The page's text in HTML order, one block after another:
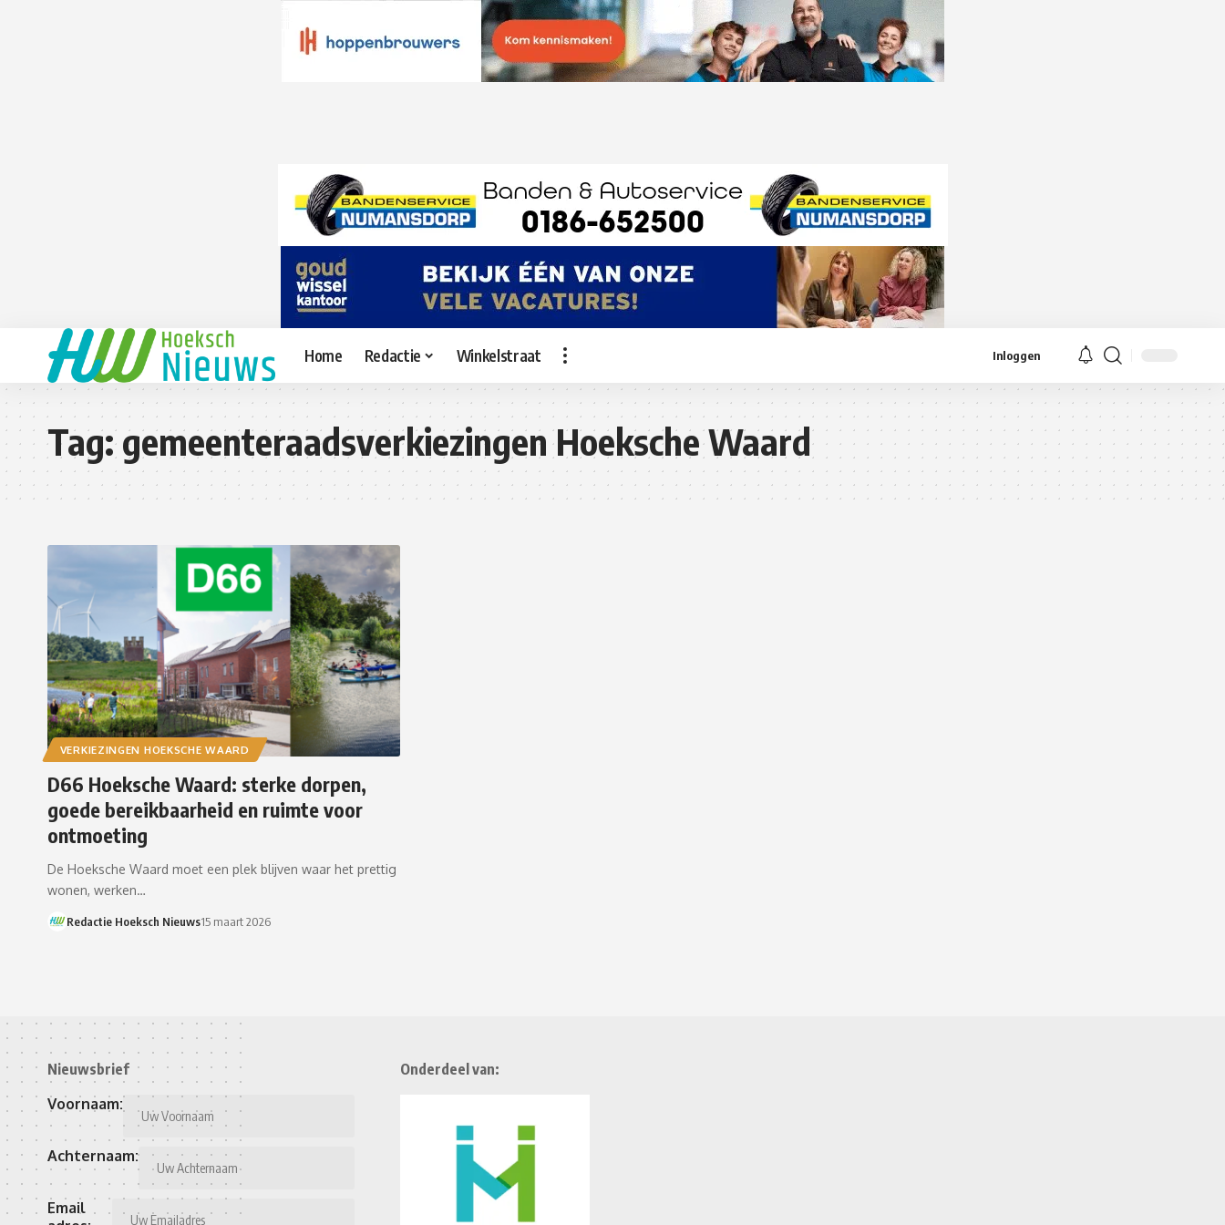
Home Redactie Winkelstraat Inloggen
Tag:gemeenteraadsverkiezingen Hoeksche Waard
VERKIEZINGEN HOEKSCHE WAARD
D66 Hoeksche Waard: sterke dorpen,
goede bereikbaarheid en ruimte voor
ontmoeting
De Hoeksche Waard moet een plek blijven waar het prettig
wonen, werken…
Redactie Hoeksch Nieuws15 maart 2026
Nieuwsbrief
Voornaam:
Achternaam:
Email
Onderdeel van: